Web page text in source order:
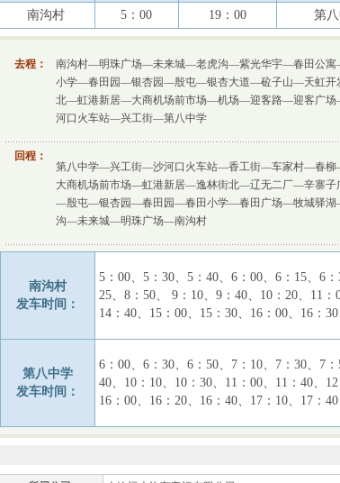
南沟村
5：00 19：00 第
去程：
南沟村—明珠广场—未来城—老虎沟—紫光华宇—春田公
小学—春田园—银杏园—殷屯—银杏大道—砬子山—天虹
北—虹港新居—大商机场前市场—机场—迎客路—迎客广
河口火车站—兴工街—第八中学
回程：
第八中学—兴工街—沙河口火车站—香工街—车家村—春
大商机场前市场—虹港新居—逸林街北—辽无二厂—辛寨
—殷屯—银杏园—春田园—春田小学—春田广场—牧城驿
沟—未来城—明珠广场—南沟村
南沟村
发车时间：
5：00、5：30、5：40、6：00、6：15、6
25、8：50、 9：10、9：40、10：20、11：
14：40、15：00、15：30、16：00、16：
第八中学
发车时间：
6：00、6：30、6：50、7：10、7：30、7
40、10：10、10：30、11：00、11：40、
16：00、16：20、16：40、17：10、17：